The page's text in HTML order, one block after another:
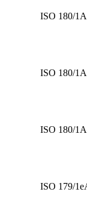
ISO 180/1A
ISO 180/1A
ISO 180/1A
ISO 179/